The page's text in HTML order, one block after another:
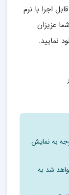
اجرا با نرم
عزیزان
نمایید.
وجه به نمایش
شد به